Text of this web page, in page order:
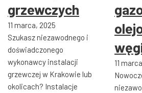
grzewczych
11 marca, 2025
Szukasz niezawodnego i
doświadczonego
wykonawcy instalacji
grzewczej w Krakowie lub
okolicach? Instalacje
11